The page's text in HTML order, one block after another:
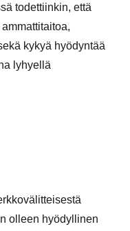
todettiinkin, että
kykyä hyödyntää
lyhyellä
olleen hyödyllinen